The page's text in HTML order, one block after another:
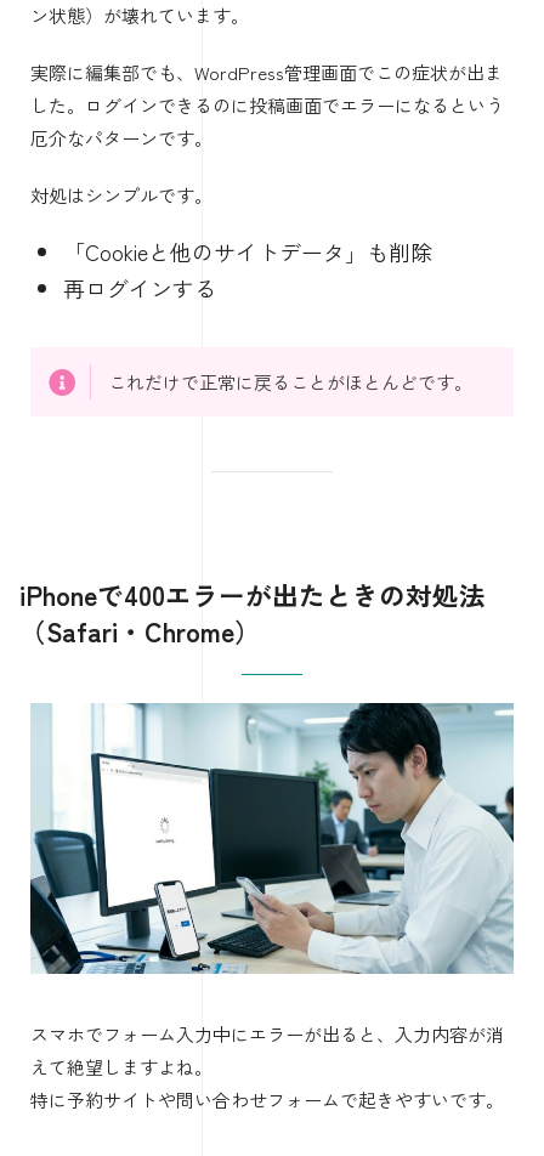
ン状態）が壊れています。
実際に編集部でも、WordPress管理画面でこの症状が出ま
した。ログインできるのに投稿画面でエラーになるという
厄介なパターンです。
対処はシンプルです。
「Cookieと他のサイトデータ」も削除
再ログインする
これだけで正常に戻ることがほとんどです。
iPhoneで400エラーが出たときの対処法
（Safari・Chrome）
スマホでフォーム入力中にエラーが出ると、入力内容が消
えて絶望しますよね。
特に予約サイトや問い合わせフォームで起きやすいです。